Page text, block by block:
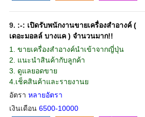
9. :-: เปิดรับพนักงานขายเครื่องสำอางค์ (
เดอะมอลล์ บางแค ) จำนวนมาก!!
1. ขายเครื่องสำอางค์นำเข้าจากญี่ปุ่น
2. แนะนำสินค้ากับลูกค้า
3. ดูแลยอดขาย
4.เช็คสินค้าและรายงานย
อัตรา หลายอัตรา
เงินเดือน 6500-10000